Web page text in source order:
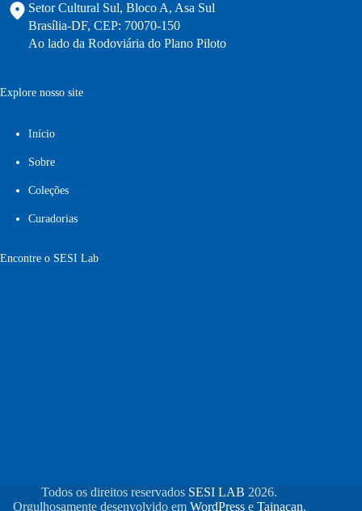
Setor Cultural Sul, Bloco A, Asa Sul
Brasília-DF, CEP: 70070-150
Ao lado da Rodoviária do Plano Piloto
Explore nosso site
Início
Sobre
Coleções
Curadorias
Encontre o SESI Lab
Todos os direitos reservados SESI LAB 2026.
Orgulhosamente desenvolvido em WordPresse Tainacan.